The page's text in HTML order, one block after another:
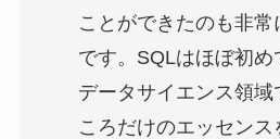
ことができたのも非常
です。SQLはほぼ初め
データサイエンス領域
ころだけのエッセン